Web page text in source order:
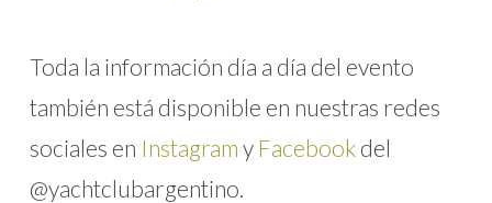
Toda la información día a día del evento
también está disponible en nuestras redes
sociales en Instagram yFacebookdel
@yachtclubargentino.